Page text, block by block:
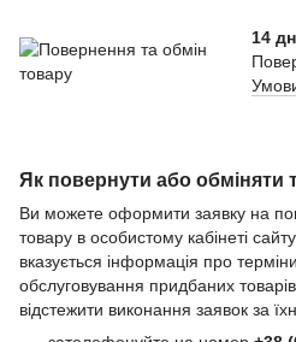
14
Як повернути або обміняти
Ви можете оформити заявку на
товару в особистому кабінеті
вказується інформація про
обслуговування придбаних
відстежити виконання заявок за